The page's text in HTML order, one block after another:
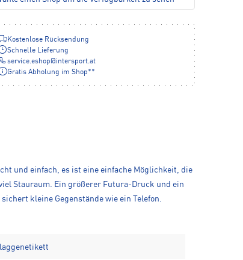
Kostenlose Rücksendung
Schnelle Lieferung
service.eshop@intersport.at
Gratis Abholung im Shop**
und einfach, es ist eine einfache Möglichkeit, die
Stauraum. Ein größerer Futura-Druck und ein
kleine Gegenstände wie ein Telefon.